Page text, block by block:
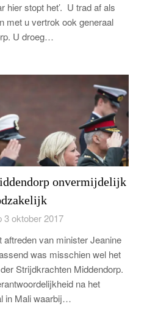
hier stopt het’. U trad af als
met u vertrok ook generaal
U droeg…
onvermijdelijk
3 oktober 2017
van minister Jeanine
was misschien wel het
Strijdkrachten Middendorp.
na het
in Mali waarbij…